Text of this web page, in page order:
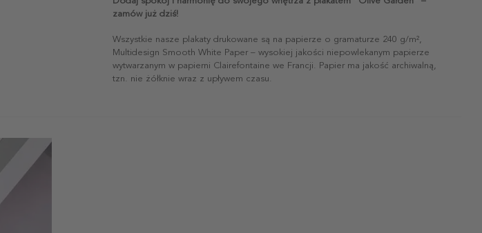
zamów już dziś!
Wszystkie nasze plakaty drukowane są na papierze o gramaturze 240 g/m²,
Multidesign Smooth White Paper – wysokiej jakości niepowlekanym papierze
wytwarzanym w papierni Clairefontaine we Francji. Papier ma jakość archiwalną,
tzn. nie żółknie wraz z upływem czasu.